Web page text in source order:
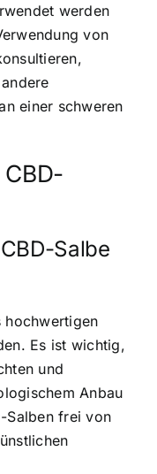
werden
von
einer schweren
Salbe
hochwertigen
Es ist wichtig,
und
Anbau
Salben frei von